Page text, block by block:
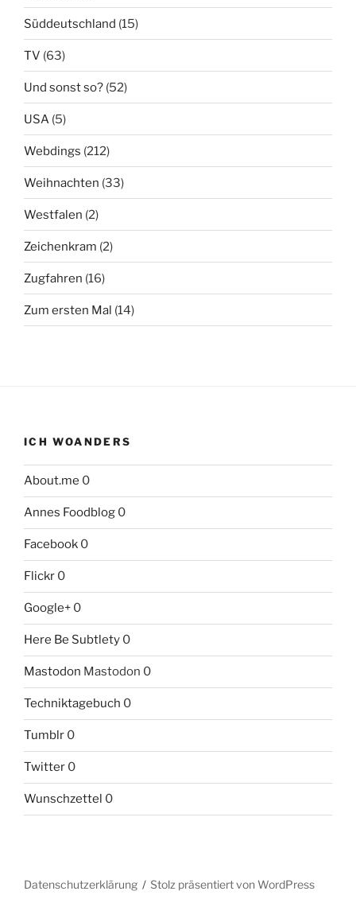
Süddeutschland (15)
TV (63)
Und sonst so? (52)
USA (5)
Webdings (212)
Weihnachten (33)
Westfalen (2)
Zeichenkram (2)
Zugfahren (16)
Zum ersten Mal (14)
ICH WOANDERS
About.me 0
Annes Foodblog 0
Facebook 0
Flickr 0
Google+ 0
Here Be Subtlety 0
Mastodon Mastodon 0
Techniktagebuch 0
Tumblr 0
Twitter 0
Wunschzettel 0
Datenschutzerklärung Stolz präsentiert von WordPress